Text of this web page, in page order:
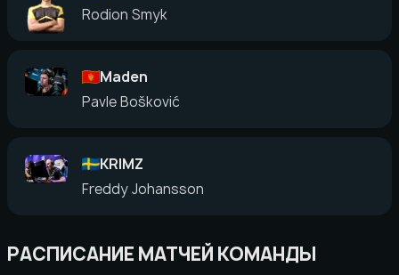
Rodion Smyk
Maden
Pavle Bošković
KRIMZ
Freddy Johansson
РАСПИСАНИЕ МАТЧЕЙ КОМАНДЫ